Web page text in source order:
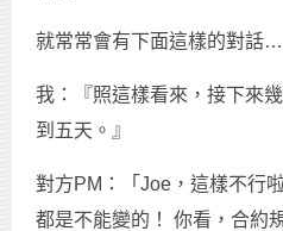
就常常會有下面這樣的對話…
我：『照這樣看來，接下來
到五天。』
對方PM：「Joe，這樣不行
都是不能變的！ 你看，合約